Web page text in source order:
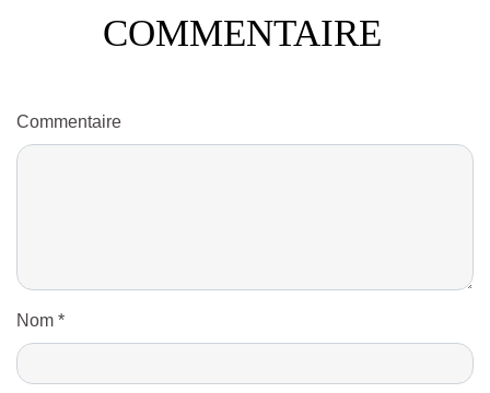
COMMENTAIRE
Commentaire
Nom *